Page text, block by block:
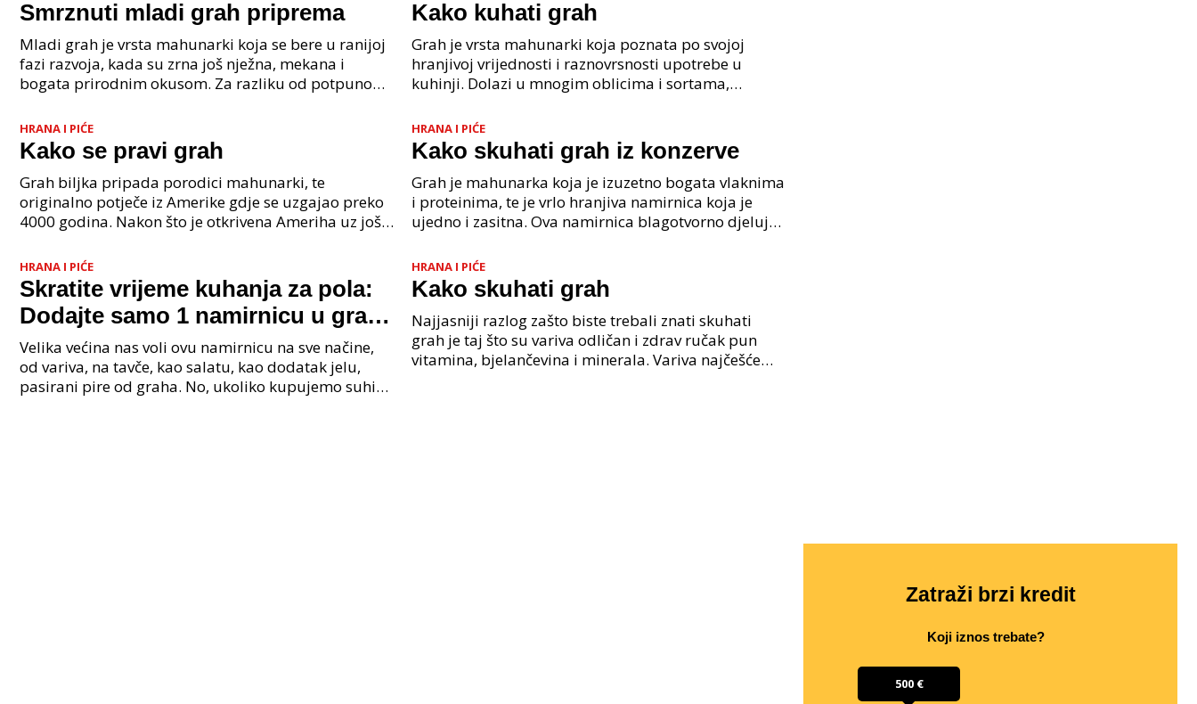
Smrznuti mladi grah priprema
Mladi grah je vrsta mahunarki koja se bere u ranijoj
fazi razvoja, kada su zrna još nježna, mekana i
bogata prirodnim okusom. Za razliku od potpuno
namakan
Kako kuhati grah
Grah je vrsta mahunarki koja poznata po svojoj
hranjivoj vrijednosti i raznovrsnosti upotrebe u
kuhinji. Dolazi u mnogim oblicima i sortama,
dru
HRANA I PIĆE
Kako se pravi grah
Grah biljka pripada porodici mahunarki, te
originalno potječe iz Amerike gdje se uzgajao preko
4000 godina. Nakon što je otkrivena Ameriha uz još
hranj
HRANA I PIĆE
Kako skuhati grah iz konzerve
Grah je mahunarka koja je izuzetno bogata vlaknima
i proteinima, te je vrlo hranjiva namirnica koja je
ujedno i zasitna. Ova namirnica blagotvorno djeluje
HRANA I PIĆE
Skratite vrijeme kuhanja za pola:
Dodajte samo 1 namirnicu u grah i
bit će gotov za čas posla
Velika većina nas voli ovu namirnicu na sve načine,
od variva, na tavče, kao salatu, kao dodatak jelu,
pasirani pire od graha. No, ukoliko kupujemo suhi
HRANA I PIĆE
Kako skuhati grah
Najjasniji razlog zašto biste trebali znati skuhati
grah je taj što su variva odličan i zdrav ručak pun
vitamina, bjelančevina i minerala. Variva najčešće
Zatraži brzi kredit
Koji iznos trebate?
500 €